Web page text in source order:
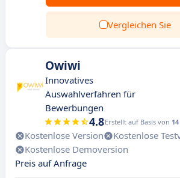
Vergleichen Sie
Owiwi
Innovatives
Auswahlverfahren für
Bewerbungen
4.8Erstellt auf Basis von
Kostenlose Version
Kostenlose
Kostenlose Demoversion
Preis auf Anfrage